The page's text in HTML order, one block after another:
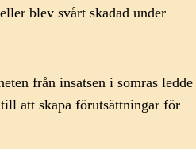
blev svårt skadad under
från insatsen i somras ledde
att skapa förutsättningar för